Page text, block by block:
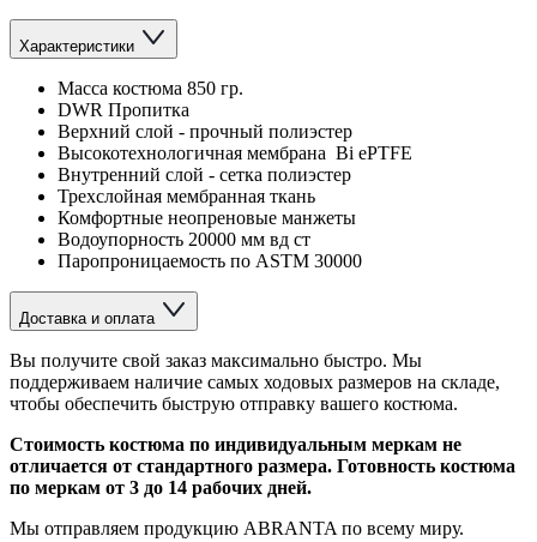
Характеристики
Масса костюма 850 гр.
DWR Пропитка
Верхний слой - прочный полиэстер
Высокотехнологичная мембрана Bi ePTFE
Внутренний слой - сетка полиэстер
Трехслойная мембранная ткань
Комфортные неопреновые манжеты
Водоупорность 20000 мм вд ст
Паропроницаемость по ASTM 30000
Доставка и оплата
Вы получите свой заказ максимально быстро. Мы
поддерживаем наличие самых ходовых размеров на складе,
чтобы обеспечить быструю отправку вашего костюма.
Стоимость костюма по индивидуальным меркам не
отличается от стандартного размера. Готовность костюма
по меркам от 3 до 14 рабочих дней.
Мы отправляем продукцию ABRANTA по всему миру.